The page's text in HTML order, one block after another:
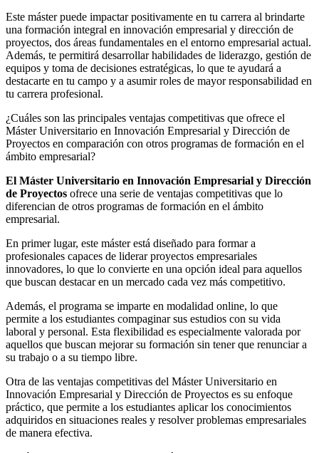
Este máster puede impactar positivamente en tu carrera al brindarte
una formación integral en innovación empresarial y dirección de
proyectos, dos áreas fundamentales en el entorno empresarial actual.
Además, te permitirá desarrollar habilidades de liderazgo, gestión de
equipos y toma de decisiones estratégicas, lo que te ayudará a
destacarte en tu campo y a asumir roles de mayor responsabilidad en
tu carrera profesional.
¿Cuáles son las principales ventajas competitivas que ofrece el
Máster Universitario en Innovación Empresarial y Dirección de
Proyectos en comparación con otros programas de formación en el
ámbito empresarial?
El Máster Universitario en Innovación Empresarial y Dirección
de Proyectos ofrece una serie de ventajas competitivas que lo
diferencian de otros programas de formación en el ámbito
empresarial.
En primer lugar, este máster está diseñado para formar a
profesionales capaces de liderar proyectos empresariales
innovadores, lo que lo convierte en una opción ideal para aquellos
que buscan destacar en un mercado cada vez más competitivo.
Además, el programa se imparte en modalidad online, lo que
permite a los estudiantes compaginar sus estudios con su vida
laboral y personal. Esta flexibilidad es especialmente valorada por
aquellos que buscan mejorar su formación sin tener que renunciar a
su trabajo o a su tiempo libre.
Otra de las ventajas competitivas del Máster Universitario en
Innovación Empresarial y Dirección de Proyectos es su enfoque
práctico, que permite a los estudiantes aplicar los conocimientos
adquiridos en situaciones reales y resolver problemas empresariales
de manera efectiva.